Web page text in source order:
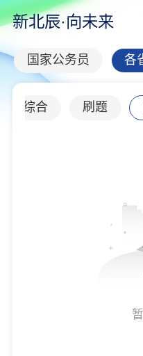
新北辰·向未来
国家公务员 各
综合 刷题